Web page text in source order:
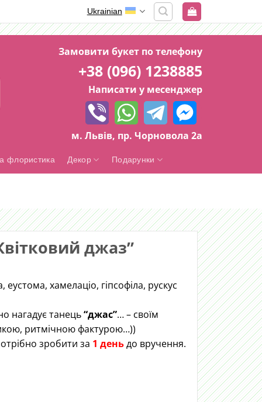
Ukrainian
Замовити букет по телефону
+38 (096) 1238885
Написати у месенджер
м. Львів, пр. Чорновола 2а
флористика Декор Подарунки
джаз”
хамелаціо, гіпсофіла, рускус
нагадує танець“джас”… – своїм
ритмічною фактурою…))
зробити за 1 деньдо вручення.